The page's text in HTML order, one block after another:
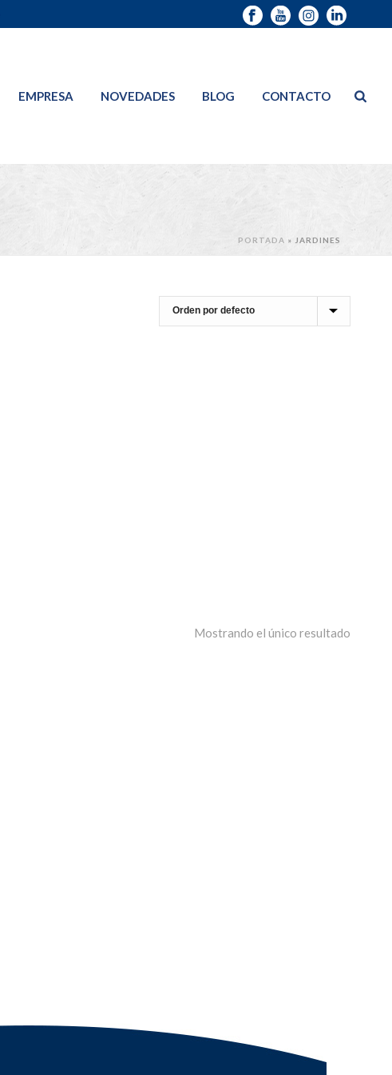
EMPRESA NOVEDADES BLOG CONTACTO
PORTADA » JARDINES
Mostrando el único resultado